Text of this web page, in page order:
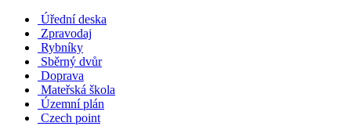
Úřední deska
Zpravodaj
Rybníky
Sběrný dvůr
Doprava
Mateřská škola
Územní plán
Czech point